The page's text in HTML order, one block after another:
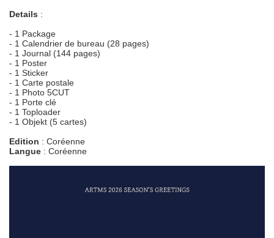
Details :
- 1 Package
- 1 Calendrier de bureau (28 pages)
- 1 Journal (144 pages)
- 1 Poster
- 1 Sticker
- 1 Carte postale
- 1 Photo 5CUT
- 1 Porte clé
- 1 Toploader
- 1 Objekt (5 cartes)
Edition : Coréenne
Langue : Coréenne